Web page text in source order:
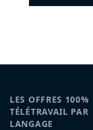
LES OFFRES 100%
TÉLÉTRAVAIL PAR
LANGAGE